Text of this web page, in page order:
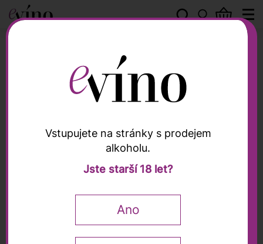
Fratelli Alessandria
Barolo "Del Comune di
Verduno" DOCG 2021,
Fratelli Alessandria,
Vstupujete na stránky s prodejem
alkoholu.
Jste starší 18 let?
Ano